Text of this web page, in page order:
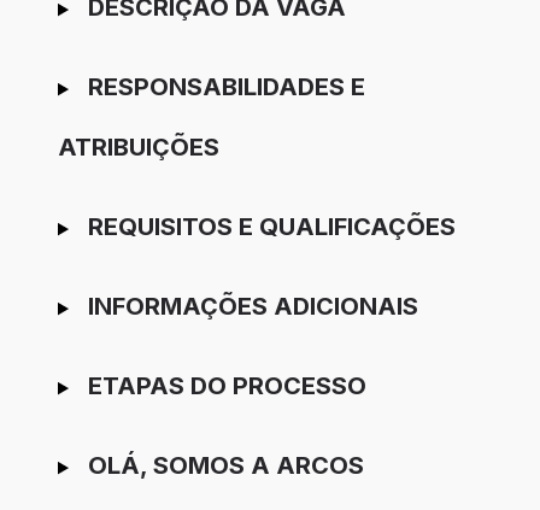
DESCRIÇÃO DA VAGA
RESPONSABILIDADES E
ATRIBUIÇÕES
REQUISITOS E QUALIFICAÇÕES
INFORMAÇÕES ADICIONAIS
ETAPAS DO PROCESSO
OLÁ, SOMOS A ARCOS